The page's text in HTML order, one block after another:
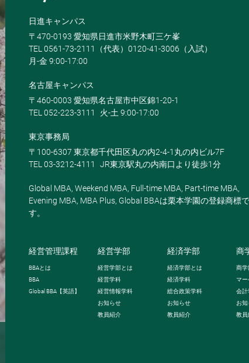
日進キャンパス
〒470-0193 愛知県日進市米野木町三ケ峯
TEL 0561-73-2111（代表）0120-41-3006（入試）
月-金 9:00-17:00
名古屋キャンパス
〒460-0003 愛知県名古屋市中区錦1-20-1
TEL 052-223-3111
火-土 9:00-17:00
東京事務局
〒100-6307 東京都千代田区丸の内2-4-1丸の内ビル7F
TEL 03-3212-4111
JR東京駅丸の内南口より徒歩1分
Global MBA, Weekend MBA, Full-time MBA, Part-time MBA,
Evening MBA, MBA Plus, Global BBAは栗本学園の登録商標で
す。
経営管理課程
BBAとは
BBA
Global BBA 【英語】
経営学部
経営学部とは
経営学科
経営情報学科
お知らせ
教員紹介
経済学部
経済学部とは
経済学科
総合政策学科
お知らせ
教員紹介
商
商学
マー
会計
お
教員